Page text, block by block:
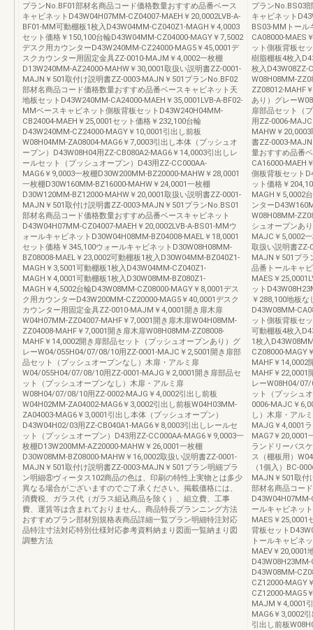
プランNo.BF01部材名商品コード価格数量おすすめ品番ベース
キャビネットD43W04H07MM-CZ04007-MAEH￥20,0002LVB-A-
BF01-MM可動棚板1枚入D43W04MM-CZ040Z1-MAGH￥4,0003
セット価格￥150,100台輪D43W04MM-CZ04000-MAGY￥7,5002
デスク用カウンターD43W240MM-CZ24000-MAG5￥45,0001デ
スクカウンター用固定金具ZZ-0010-MAJM￥4,0002一枚棚
D13W240MM-AZ24000-MAHW￥30,0001取扱い説明書ZZ-0001-
MAJN￥501取付け説明書ZZ-0003-MAJN￥501プランNo.BF02
部材名商品コード価格数量おすすめ品番ベースキャビネット天
地板セットD43W240MM-CA24000-MAEH￥35,0001LVB-A-BF02-
MMベースキャビネット側板背板セットD43W240H04MM-
CB24004-MAEH￥25,0001セット価格￥232,100台輪
D43W240MM-CZ24000-MAGY￥10,0001引出し前板
W08H04MM-ZA08004-MAG6￥7,0003引出し本体（プッシュオ
ープン）D43W08H04用ZZ-CB080A2-MAG6￥14,0003引出しレ
ールセット（プッシュオープン）D43用ZZ-CC000AA-
MAG6￥9,0003一枚棚D30W200MM-BZ20000-MAHW￥28,0001
一枚棚D30W160MM-BZ16000-MAHW￥24,0001一枚棚
D30W120MM-BZ12000-MAHW￥20,0001取扱い説明書ZZ-0001-
MAJN￥501取付け説明書ZZ-0003-MAJN￥501プランNo.BS01
部材名商品コード価格数量おすすめ品番ベースキャビネット
D43W04H07MM-CZ04007-MAEH￥20,0002LVB-A-BS01-MMウ
ォールキャビネットD30W04H08MM-BZ04008-MAEL￥18,0001
セット価格￥345,100ウォールキャビネットD30W08H08MM-
BZ08008-MAEL￥23,0002可動棚板1枚入D30W04MM-BZ040Z1-
MAGH￥3,5001可動棚板1枚入D43W04MM-CZ040Z1-
MAGH￥4,0001可動棚板1枚入D30W08MM-BZ080Z1-
MAGH￥4,5002台輪D43W08MM-CZ08000-MAGY￥8,0001デス
ク用カウンターD43W200MM-CZ20000-MAG5￥40,0001デスク
カウンター用固定金具ZZ-0010-MAJM￥4,0001開き扉木扉
W04H07MM-ZZ04007-MAHF￥7,0001開き扉木扉W04H08MM-
ZZ04008-MAHF￥7,0001開き扉木扉W08H08MM-ZZ08008-
MAHF￥14,0002開き扉部品セット（プッシュオープンあり）グ
レーW04/055H04/07/08/10用ZZ-0001-MAJC￥2,5001開き扉部
品セット（プッシュオープンなし）木扉・アルミ扉
W04/055H04/07/08/10用ZZ-0001-MAJG￥2,0001開き扉部品セ
ット（プッシュオープンなし）木扉・アルミ扉
W08H04/07/08/10用ZZ-0002-MAJG￥4,0002引出し前板
W04H02MM-ZA04002-MAG6￥3,0002引出し前板W04H03MM-
ZA04003-MAG6￥3,0001引出し本体（プッシュオープン）
D43W04H02/03用ZZ-CB040A1-MAG6￥8,0003引出しレールセ
ット（プッシュオープン）D43用ZZ-CC000AA-MAG6￥9,0003一
枚棚D13W200MM-AZ20000-MAHW￥26,0001一枚棚
D30W08MM-BZ08000-MAHW￥16,0002取扱い説明書ZZ-0001-
MAJN￥501取付け説明書ZZ-0003-MAJN￥501プラン明細プラ
ン明細⑧ヴィータス102商品の色は、印刷の特性上実物とは多少
異なる場合がございますのでご了承ください。掲載価格には、
消費税、ガラス代（ガラス組込商品を除く）、組立費、工事
費、運賃等は含まれておりません。商品特長プランニング方法
おすすめプラン部材別規格表商品詳細一覧プラン明細特注対応
品特注寸法対応特別仕様対応参考資料納まり図面一覧納まり図
調整方法
プランNo.BS03
キャビネット
BS03-MMトール
CA08000-MAES
ット側板背板セ
樹脂棚板4枚入
枚入D43W08ZZ-
W08H08MM-
ZZ08012-MAHF
あり）グレー
扉部品セット（
用ZZ-0006-
MAHW￥
書ZZ-0003-
量おすすめ品番
CA16000-MAEH
側板背板セット
ット価格￥
MAGH￥5,0002
ンター
W08H08MM-
シュオープンあ
MAJC￥5,0002
取扱い説明書ZZ-
MAJN￥501プラ
品番トールキャ
MAES￥
ット
￥288,100地板
D43W08MM-
ット側板背板セ
可動棚板4枚入
1枚入
CZ08000-MAGY
MAHF￥14,0002
MAHF￥22,0001
レーW08H04/
ット（プッシュ
0006-MAJC￥
し）木扉・アル
MAJG￥4,0001
MAG7￥20,0001
ランドリーバス
ス（棚板用）
（1個入）BC-
MAJN￥501取付
部材名商品コー
ールキャビネッ
MAES￥25,0001
背板セット
トールキャビネ
MAEV￥20,0001
D43W08MM-
CZ12000-MAGY
CZ12000-MAG5
MAJM￥4,0001
MAG6￥3,0002
引出し前板